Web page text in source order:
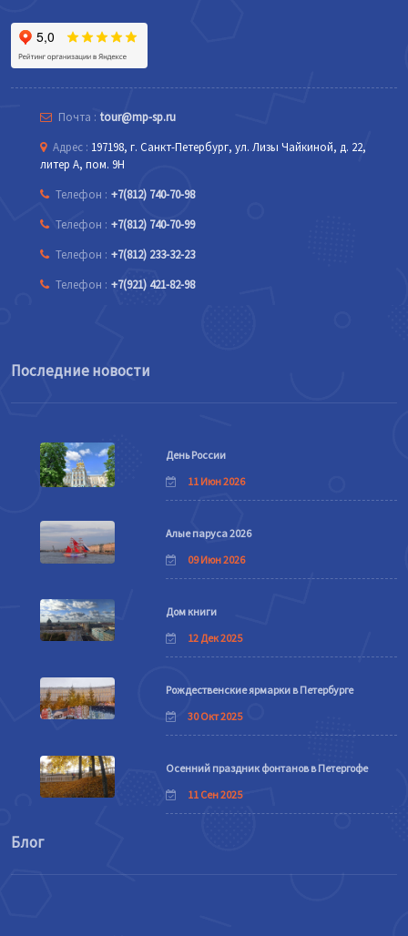
Почта : tour@mp-sp.ru
Адрес : 197198, г. Санкт-Петербург, ул. Лизы Чайкиной, д. 22,
литер А, пом. 9Н
Телефон : +7(812) 740-70-98
Телефон : +7(812) 740-70-99
Телефон : +7(812) 233-32-23
Телефон : +7(921) 421-82-98
Последние новости
День России
11 Июн 2026
Алые паруса 2026
09 Июн 2026
Дом книги
12 Дек 2025
Рождественские ярмарки в Петербурге
30 Окт 2025
Осенний праздник фонтанов в Петергофе
11 Сен 2025
Блог